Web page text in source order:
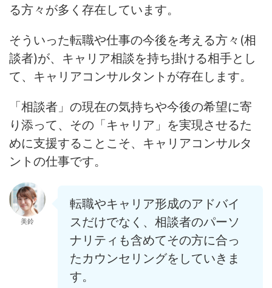
る方々が多く存在しています。
そういった転職や仕事の今後を考える方々(相
談者)が、キャリア相談を持ち掛ける相手とし
て、キャリアコンサルタントが存在します。
「相談者」の現在の気持ちや今後の希望に寄
り添って、その「キャリア」を実現させるた
めに支援することこそ、キャリアコンサルタ
ントの仕事です。
美鈴
転職やキャリア形成のアドバイ
スだけでなく、相談者のパーソ
ナリティも含めてその方に合っ
たカウンセリングをしていきま
す。